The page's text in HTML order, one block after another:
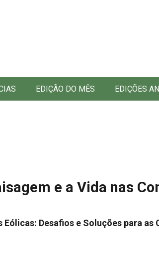
EDIÇÃO DO MÊS EDIÇÕES
e a Vida nas
Desafios e Soluções para as